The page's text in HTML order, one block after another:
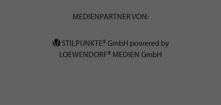
MEDIENPARTNER VON:
STILPUNKTE® GmbH powered by
LOEWENDORF® MEDIEN GmbH